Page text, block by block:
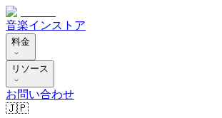
音楽インストア
料金
リソース
お問い合わせ
🇯🇵